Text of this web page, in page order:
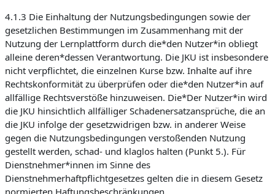
4.1.3 Die Einhaltung der Nutzungsbedingungen sowie der
gesetzlichen Bestimmungen im Zusammenhang mit der
Nutzung der Lernplattform durch die*den Nutzer*in obliegt
alleine deren*dessen Verantwortung. Die JKU ist insbesondere
nicht verpflichtet, die einzelnen Kurse bzw. Inhalte auf ihre
Rechtskonformität zu überprüfen oder die*den Nutzer*in auf
allfällige Rechtsverstöße hinzuweisen. Die*Der Nutzer*in wird
die JKU hinsichtlich allfälliger Schadenersatzansprüche, die an
die JKU infolge der gesetzwidrigen bzw. in anderer Weise
gegen die Nutzungsbedingungen verstoßenden Nutzung
gestellt werden, schad- und klaglos halten (Punkt 5.). Für
Dienstnehmer*innen im Sinne des
Dienstnehmerhaftpflichtgesetzes gelten die in diesem Gesetz
normierten Haftungsbeschränkungen.